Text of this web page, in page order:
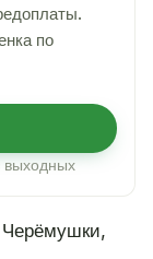
по
выходных